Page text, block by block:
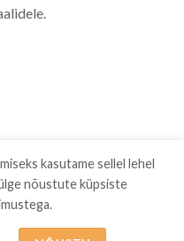
PRIVAATSUSPOLIITIKA
kasutame sellel lehel
nõustute küpsiste